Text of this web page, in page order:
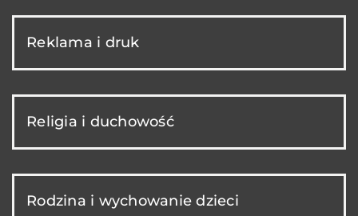
Reklama i druk
Religia i duchowość
Rodzina i wychowanie dzieci